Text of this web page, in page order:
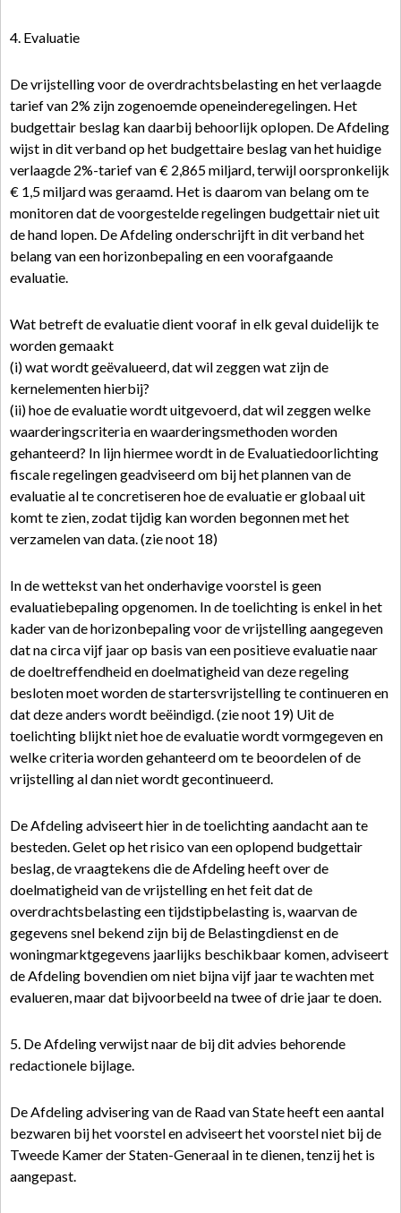
4. Evaluatie
De vrijstelling voor de overdrachtsbelasting en het verlaagde
tarief van 2% zijn zogenoemde openeinderegelingen. Het
budgettair beslag kan daarbij behoorlijk oplopen. De Afdeling
wijst in dit verband op het budgettaire beslag van het huidige
verlaagde 2%-tarief van € 2,865 miljard, terwijl oorspronkelijk
€ 1,5 miljard was geraamd. Het is daarom van belang om te
monitoren dat de voorgestelde regelingen budgettair niet uit
de hand lopen. De Afdeling onderschrijft in dit verband het
belang van een horizonbepaling en een voorafgaande
evaluatie.
Wat betreft de evaluatie dient vooraf in elk geval duidelijk te
worden gemaakt
(i) wat wordt geëvalueerd, dat wil zeggen wat zijn de
kernelementen hierbij?
(ii) hoe de evaluatie wordt uitgevoerd, dat wil zeggen welke
waarderingscriteria en waarderingsmethoden worden
gehanteerd? In lijn hiermee wordt in de Evaluatiedoorlichting
fiscale regelingen geadviseerd om bij het plannen van de
evaluatie al te concretiseren hoe de evaluatie er globaal uit
komt te zien, zodat tijdig kan worden begonnen met het
verzamelen van data. (zie noot 18)
In de wettekst van het onderhavige voorstel is geen
evaluatiebepaling opgenomen. In de toelichting is enkel in het
kader van de horizonbepaling voor de vrijstelling aangegeven
dat na circa vijf jaar op basis van een positieve evaluatie naar
de doeltreffendheid en doelmatigheid van deze regeling
besloten moet worden de startersvrijstelling te continueren en
dat deze anders wordt beëindigd. (zie noot 19) Uit de
toelichting blijkt niet hoe de evaluatie wordt vormgegeven en
welke criteria worden gehanteerd om te beoordelen of de
vrijstelling al dan niet wordt gecontinueerd.
De Afdeling adviseert hier in de toelichting aandacht aan te
besteden. Gelet op het risico van een oplopend budgettair
beslag, de vraagtekens die de Afdeling heeft over de
doelmatigheid van de vrijstelling en het feit dat de
overdrachtsbelasting een tijdstipbelasting is, waarvan de
gegevens snel bekend zijn bij de Belastingdienst en de
woningmarktgegevens jaarlijks beschikbaar komen, adviseert
de Afdeling bovendien om niet bijna vijf jaar te wachten met
evalueren, maar dat bijvoorbeeld na twee of drie jaar te doen.
5. De Afdeling verwijst naar de bij dit advies behorende
redactionele bijlage.
De Afdeling advisering van de Raad van State heeft een aantal
bezwaren bij het voorstel en adviseert het voorstel niet bij de
Tweede Kamer der Staten-Generaal in te dienen, tenzij het is
aangepast.